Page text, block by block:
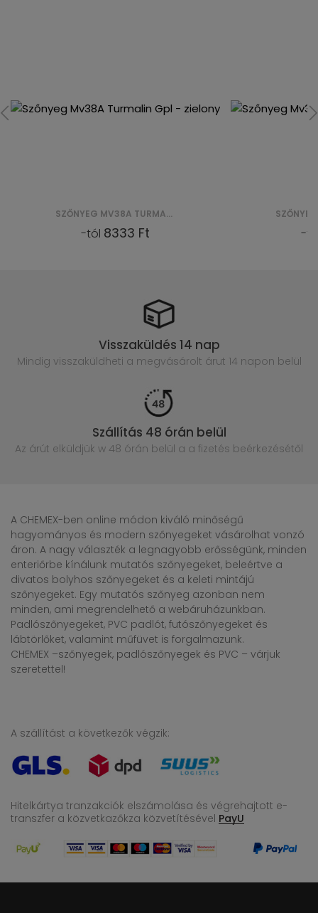
SZŐNYEG MV38A TURMALIN GPL - ZIELONY SZŐNYEG MV36A TURMALIN GPL - ZIELONY
Visszaküldés 14 nap
Mindig visszaküldheti a megvásárolt árut 14 napon belül
Szállítás 48 órán belül
Az árút elküldjük w 48 órán belül a a fizetés beérkezésétől
A CHEMEX-ben online módon kiváló minőségű
hagyományos és modern szőnyegeket vásárolhat vonzó
áron. A nagy választék a legnagyobb erősségünk, minden
enteriőrbe kínálunk mutatós szőnyegeket, beleértve a
divatos bolyhos szőnyegeket és a keleti mintájú
szőnyegeket. Egy mutatós szőnyeg azonban nem
minden, ami megrendelhető a webáruházunkban.
Padlószőnyegeket, PVC padlót, futószőnyegeket és
lábtörlőket, valamint műfüvet is forgalmazunk.
CHEMEX –szőnyegek, padlószőnyegek és PVC – várjuk
szeretettel!
A szállítást a következők végzik:
Hitelkártya tranzakciók elszámolása és végrehajtott e-
transzfer a közvetkazőkza közvetítésével PayU